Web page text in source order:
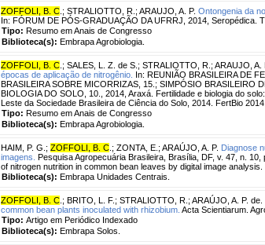
ZOFFOLI, B. C ; STRALIOTTO, R. ; ARAUJO, A. P. Ontongenia da
In: FÓRUM DE PÓS-GRADUAÇÃO DA UFRRJ, 2014, Seropédica.
Tipo: Resumo em Anais de Congresso
Biblioteca(s): Embrapa Agrobiologia.
ZOFFOLI, B. C ; SALES, L. Z. de S. ; STRALIOTTO, R. ; ARAUJO, A.
épocas de aplicação de nitrogênio. In: REUNIÃO BRASILEIRA DE
BRASILEIRA SOBRE MICORRIZAS, 15.; SIMPÓSIO BRASILEIRO
BIOLOGIA DO SOLO, 10., 2014, Araxá. Fertilidade e biologia do
Leste da Sociedade Brasileira de Ciência do Solo, 2014. FertBio 2014.
Tipo: Resumo em Anais de Congresso
Biblioteca(s): Embrapa Agrobiologia.
HAIM, P. G. ; ZOFFOLI, B. C ; ZONTA, E. ; ARAÚJO, A. P. Diagnose
imagens. Pesquisa Agropecuária Brasileira, Brasília, DF, v. 47, n.
of nitrogen nutrition in common bean leaves by digital image analysis.
Biblioteca(s): Embrapa Unidades Centrais.
ZOFFOLI, B. C ; BRITO, L. F. ; STRALIOTTO, R. ; ARAÚJO, A. P. de.
common bean plants inoculated with rhizobium. Acta Scientiarum.
Tipo: Artigo em Periódico Indexado
Biblioteca(s): Embrapa Solos.